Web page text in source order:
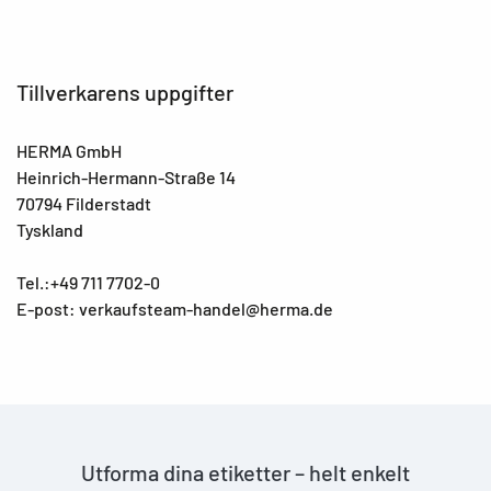
Tillverkarens uppgifter
HERMA GmbH
Heinrich-Hermann-Straße 14
70794 Filderstadt
Tyskland
Tel.:+49 711 7702-0
E-post: verkaufsteam-handel@herma.de
Utforma dina etiketter – helt enkelt